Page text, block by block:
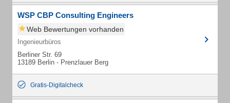
WSP CBP Consulting Engineers
Web Bewertungen vorhanden
Ingenieurbüros
Berliner Str. 69
13189 Berlin - Prenzlauer Berg
Gratis-Digitalcheck